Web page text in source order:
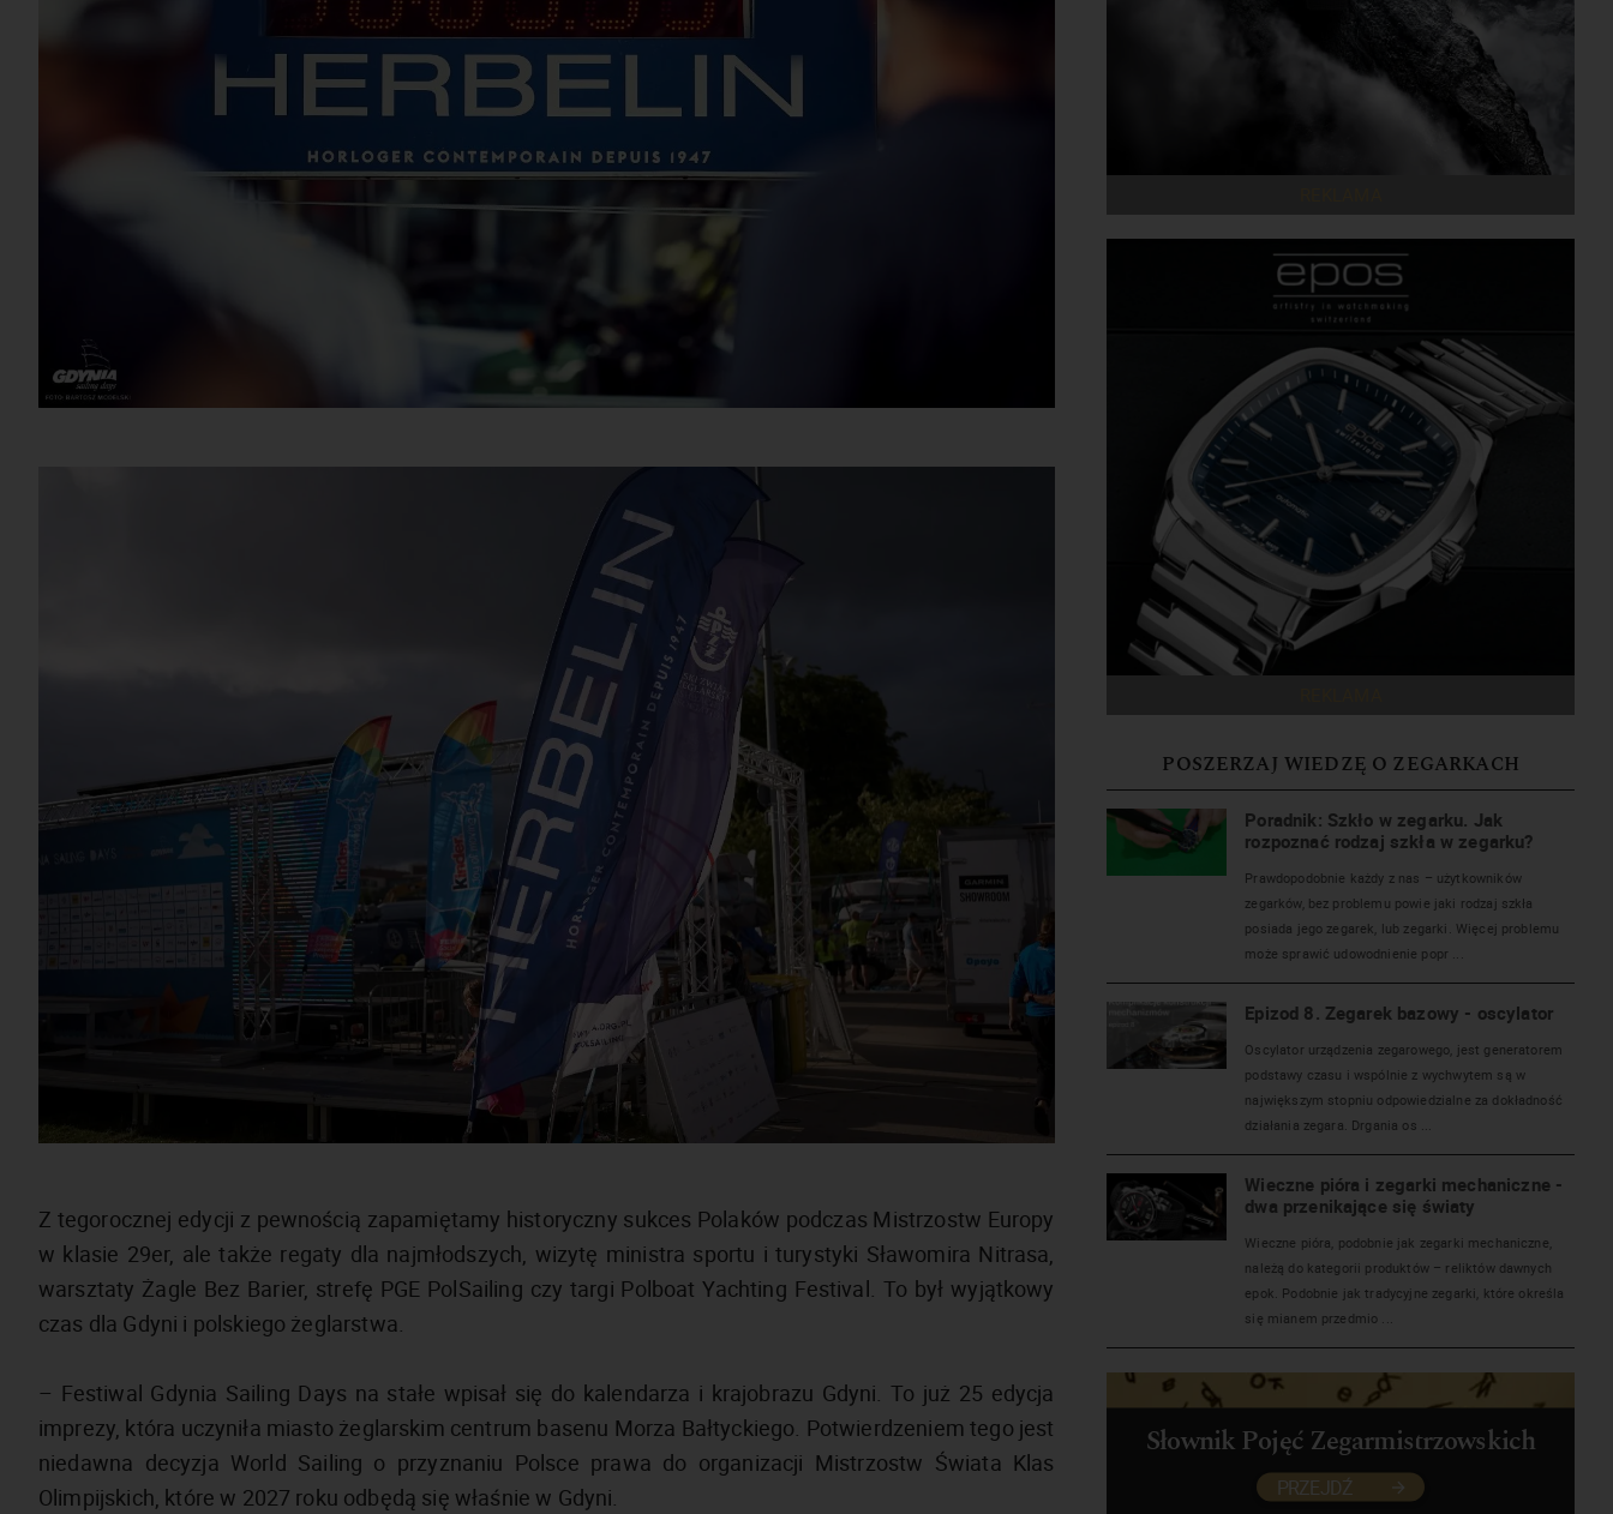
Z tegorocznej edycji z pewnością zapamiętamy historyczny sukces Polaków podczas Mistrzostw Europy
w klasie 29er, ale także regaty dla najmłodszych, wizytę ministra sportu i turystyki Sławomira Nitrasa,
warsztaty Żagle Bez Barier, strefę PGE PolSailing czy targi Polboat Yachting Festival. To był wyjątkowy
czas dla Gdyni i polskiego żeglarstwa.
– Festiwal Gdynia Sailing Days na stałe wpisał się do kalendarza i krajobrazu Gdyni. To już 25 edycja
imprezy, która uczyniła miasto żeglarskim centrum basenu Morza Bałtyckiego. Potwierdzeniem tego jest
niedawna decyzja World Sailing o przyznaniu Polsce prawa do organizacji Mistrzostw Świata Klas
Olimpijskich, które w 2027 roku odbędą się właśnie w Gdyni.
POSZERZAJ WIEDZĘ O ZEGARKACH
Poradnik: Szkło w zegarku. Jak
rozpoznać rodzaj szkła w zegarku?
Prawdopodobnie każdy z nas – użytkowników
zegarków, bez problemu powie jaki rodzaj szkła
posiada jego zegarek, lub zegarki. Więcej problemu
może sprawić udowodnienie popr ...
Epizod 8. Zegarek bazowy - oscylator
Oscylator urządzenia zegarowego, jest generatorem
podstawy czasu i wspólnie z wychwytem są w
największym stopniu odpowiedzialne za dokładność
działania zegara. Drgania os ...
Wieczne pióra i zegarki mechaniczne -
dwa przenikające się światy
Wieczne pióra, podobnie jak zegarki mechaniczne,
należą do kategorii produktów – reliktów dawnych
epok. Podobnie jak tradycyjne zegarki, które określa
się mianem przedmio ...
Słownik Pojęć Zegarmistrzowskich
PRZEJDŹ